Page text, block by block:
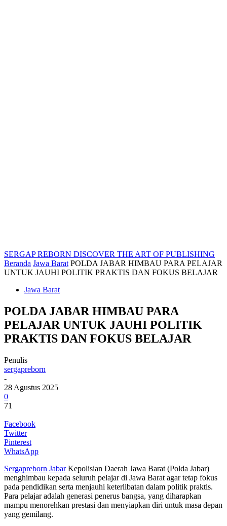
SERGAP REBORN DISCOVER THE ART OF PUBLISHING
Beranda Jawa Barat POLDA JABAR HIMBAU PARA PELAJAR
UNTUK JAUHI POLITIK PRAKTIS DAN FOKUS BELAJAR
Jawa Barat
POLDA JABAR HIMBAU PARA
PELAJAR UNTUK JAUHI POLITIK
PRAKTIS DAN FOKUS BELAJAR
Penulis
sergapreborn
-
28 Agustus 2025
0
71
Facebook
Twitter
Pinterest
WhatsApp
Sergapreborn JabarKepolisian Daerah Jawa Barat (Polda Jabar)
menghimbau kepada seluruh pelajar di Jawa Barat agar tetap fokus
pada pendidikan serta menjauhi keterlibatan dalam politik praktis.
Para pelajar adalah generasi penerus bangsa, yang diharapkan
mampu menorehkan prestasi dan menyiapkan diri untuk masa depan
yang gemilang.